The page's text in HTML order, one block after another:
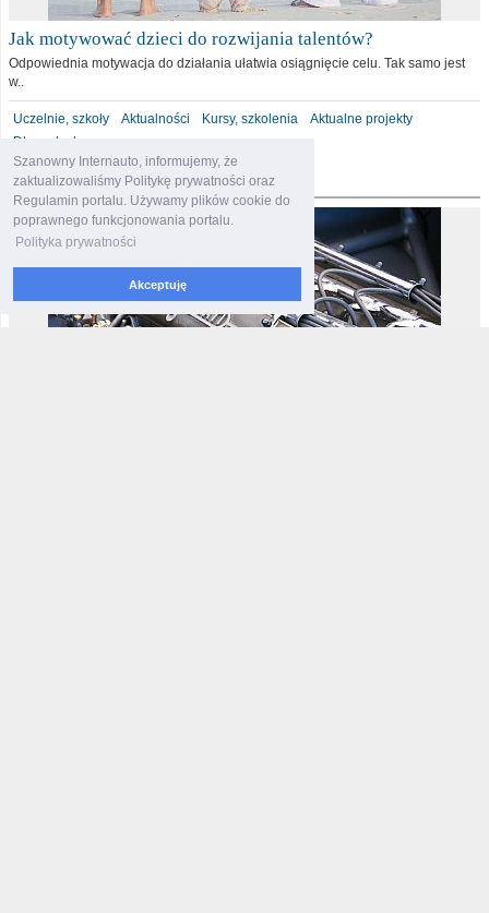
Szanowny Internauto, informujemy, że
zaktualizowaliśmy Politykę prywatności oraz
Regulamin portalu. Używamy plików cookie do
poprawnego funkcjonowania portalu.
Polityka prywatności
Akceptuję
Jak motywować dzieci do rozwijania talentów?
Odpowiednia motywacja do działania ułatwia osiągnięcie celu. Tak samo jest
w..
Uczelnie, szkoły Aktualności Kursy, szkolenia
Aktualne projekty
Dla malucha
motoryzacja